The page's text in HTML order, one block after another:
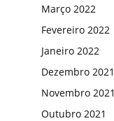
Março 2022
Fevereiro 2022
Janeiro 2022
Dezembro 2021
Novembro 2021
Outubro 2021